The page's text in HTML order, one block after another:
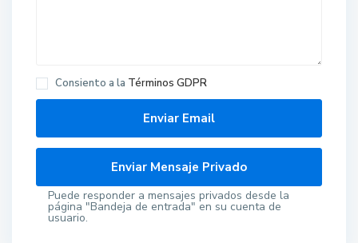
Consiento a la Términos GDPR
Puede responder a mensajes privados desde la
página "Bandeja de entrada" en su cuenta de
usuario.